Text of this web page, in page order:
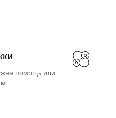
помощь или